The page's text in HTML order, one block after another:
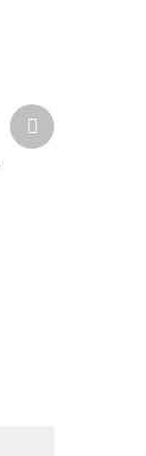
Další
produkt